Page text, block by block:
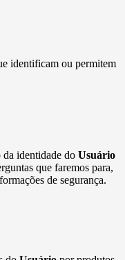
identificam ou permitem
da identidade do Usuário
que faremos para,
de segurança.